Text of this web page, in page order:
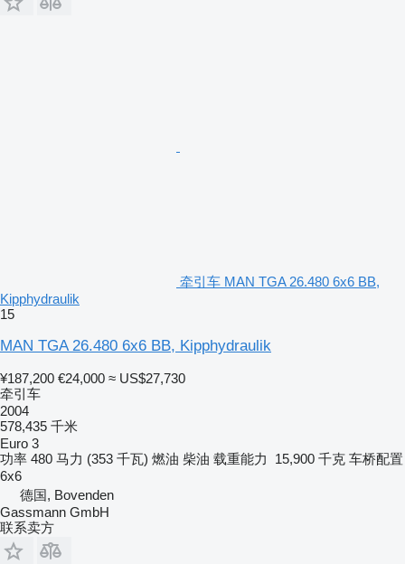
牵引车 MAN TGA 26.480 6x6 BB,
Kipphydraulik
15
MAN TGA 26.480 6x6 BB, Kipphydraulik
¥187,200 €24,000 ≈ US$27,730
牵引车
2004
578,435 千米
Euro 3
功率 480 马力 (353 千瓦) 燃油 柴油 载重能力 15,900 千克 车桥配置
6x6
德国, Bovenden
Gassmann GmbH
联系卖方